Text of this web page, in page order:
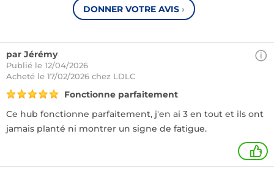
DONNER VOTRE AVIS ›
par Jérémy
Publié le 12/04/2026
Acheté le 17/02/2026 chez LDLC
Fonctionne parfaitement
Ce hub fonctionne parfaitement, j'en ai 3 en tout et ils ont
jamais planté ni montrer un signe de fatigue.
+